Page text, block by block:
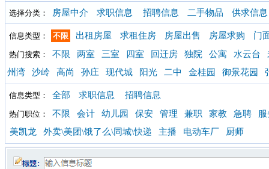
选择分类： 房屋中介 求职信息 招聘信息 二手物品 供求信息
信息类型： 不限 出租房屋 求租住房 房屋出售 房屋求购 门
热门搜索： 不限 两室 三室 四室 回迁房 独院 公寓 水云台
州湾
沙岭 高尚 孙庄 现代城 阳光 二中 金桂园 御景花园
信息类型： 全部 求职信息 招聘信息
热门职位： 不限 会计 幼儿园 保安 管理 兼职 家教 急聘
美凯龙
外卖\美团\饿了么\同城\快递 主播 电动车厂 厨师